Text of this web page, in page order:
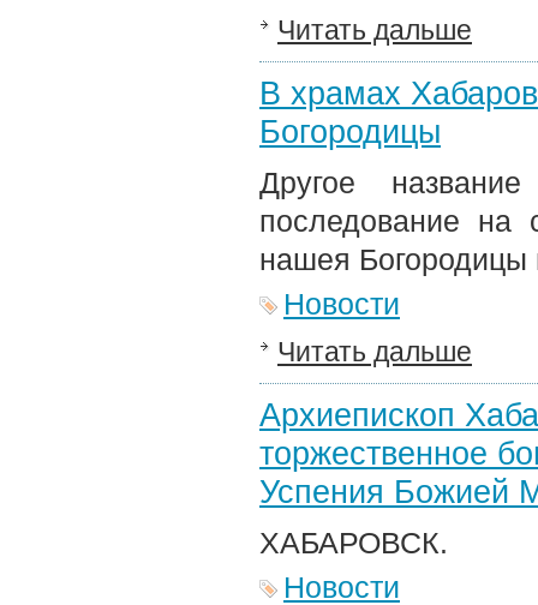
Читать дальше
В храмах
Богородицы
Другое
последование на
нашея
Новости
Читать дальше
Архиепископ
торжественное
Успения Божией
ХАБАРОВСК.
Новости